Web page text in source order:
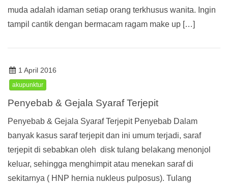
muda adalah idaman setiap orang terkhusus wanita. Ingin
tampil cantik dengan bermacam ragam make up […]
1 April 2016
akupunktur
Penyebab & Gejala Syaraf Terjepit
Penyebab & Gejala Syaraf Terjepit Penyebab Dalam
banyak kasus saraf terjepit dan ini umum terjadi, saraf
terjepit di sebabkan oleh disk tulang belakang menonjol
keluar, sehingga menghimpit atau menekan saraf di
sekitarnya ( HNP hernia nukleus pulposus). Tulang